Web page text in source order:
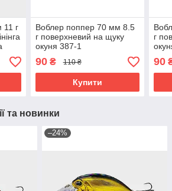
11 г
Воблер поппер 70 мм 8.5
г поверхневий на щуку
окуня 387-1
90₴ 110 ₴
Купити
г
90
та новинки
–24%